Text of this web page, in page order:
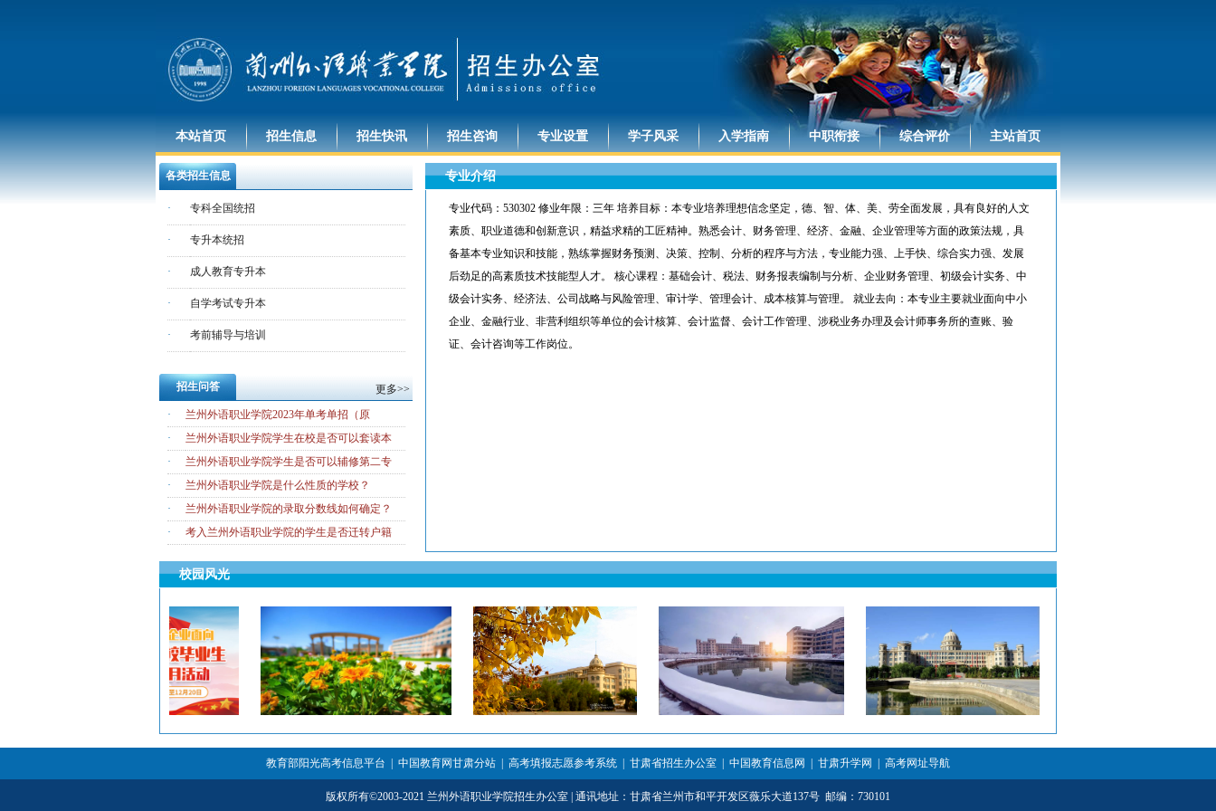
本站首页 招生信息 招生快讯 招生咨询 专业设置 学子风采 入学指南 中职衔接 综合评价 主站首页
各类招生信息
· 专科全国统招
· 专升本统招
· 成人教育专升本
· 自学考试专升本
· 考前辅导与培训
招生问答
更多>>
·
兰州外语职业学院2023年单考单招（原
·
兰州外语职业学院学生在校是否可以套读本
·
兰州外语职业学院学生是否可以辅修第二专
·
兰州外语职业学院是什么性质的学校？
·
兰州外语职业学院的录取分数线如何确定？
·
考入兰州外语职业学院的学生是否迁转户籍
专业介绍
专业代码：530302 修业年限：三年 培养目标：本专业培养理想信念坚定，德、智、体、美、劳全面发展，具有良好的人文
素质、职业道德和创新意识，精益求精的工匠精神。熟悉会计、财务管理、经济、金融、企业管理等方面的政策法规，具
备基本专业知识和技能，熟练掌握财务预测、决策、控制、分析的程序与方法，专业能力强、上手快、综合实力强、发展
后劲足的高素质技术技能型人才。 核心课程：基础会计、税法、财务报表编制与分析、企业财务管理、初级会计实务、中
级会计实务、经济法、公司战略与风险管理、审计学、管理会计、成本核算与管理。 就业去向：本专业主要就业面向中小
企业、金融行业、非营利组织等单位的会计核算、会计监督、会计工作管理、涉税业务办理及会计师事务所的查账、验
证、会计咨询等工作岗位。
校园风光
教育部阳光高考信息平台 中国教育网甘肃分站 高考填报志愿参考系统 甘肃省招生办公室 中国教育信息网 甘肃升学网 高考网址导航
版权所有©2003-2021 兰州外语职业学院招生办公室 | 通讯地址：甘肃省兰州市和平开发区薇乐大道137号 邮编：730101